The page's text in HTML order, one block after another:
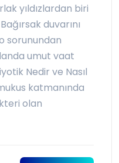
yıldızlardan biri
duvarını
sorunundan
umut vaat
Nedir ve Nasıl
katmanında
olan